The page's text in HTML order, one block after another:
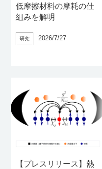
低摩擦材料の摩耗の仕
組みを解明
研究 2026/7/27
【プレスリリース】熱